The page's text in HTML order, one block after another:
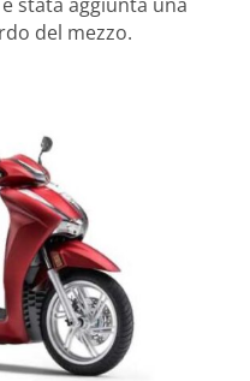
del mezzo.